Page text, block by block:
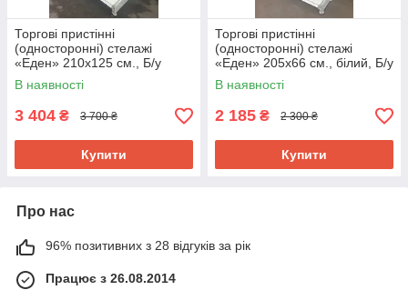
Торгові пристінні
(односторонні) стелажі
«Еден» 210х125 см., Б/у
В наявності
3 404 ₴ 3 700 ₴
Купити
Торгові пристінні
(односторонні) стелажі
«Еден» 205х66 см., білий, Б/у
В наявності
2 185 ₴ 2 300 ₴
Купити
Про нас
96% позитивних з 28 відгуків за рік
Працює з 26.08.2014